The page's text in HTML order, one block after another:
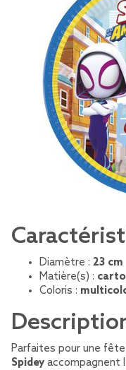
Diamètre : 23 cm
Matière(s) :
Coloris :
Parfaites pour une
Spidey accompagnent